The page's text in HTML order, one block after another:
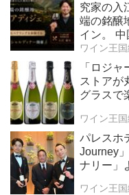
究家の入
端の銘醸
イン。
体験する
ーを
ワイン王
「ロジ
ストアが
グラスで
ワイン王
パレスホ
Journey
ナリー」
ワイン王